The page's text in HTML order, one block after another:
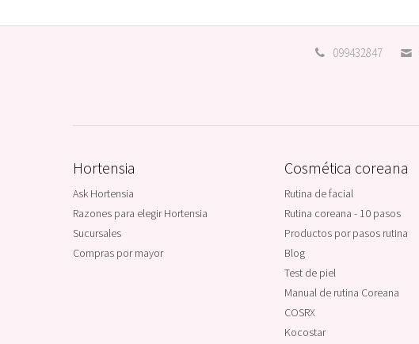
099432847
Hortensia
Ask Hortensia
Razones para elegir Hortensia
Sucursales
Compras por mayor
Cosmética coreana
Rutina de facial
Rutina coreana - 10 pasos
Productos por pasos rutina
Blog
Test de piel
Manual de rutina Coreana
COSRX
Kocostar